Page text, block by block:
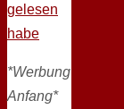
gelesen
habe
*Werbung
Anfang*